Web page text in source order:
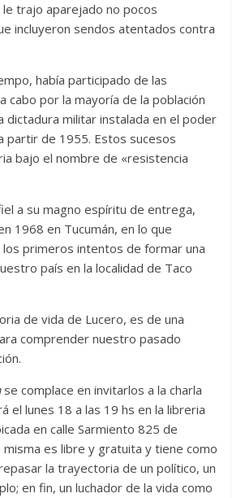
le trajo aparejado no pocos
incluyeron sendos atentados contra
había participado de las
cabo por la mayoría de la población
dictadura militar instalada en el poder
partir de 1955. Estos sucesos
bajo el nombre de «resistencia
a su magno espíritu de entrega,
1968 en Tucumán, en lo que
primeros intentos de formar una
país en la localidad de Taco
de vida de Lucero, es de una
comprender nuestro pasado
se complace en invitarlos a la charla
el lunes 18 a las 19 hs en la libreria
en calle Sarmiento 825 de
misma es libre y gratuita y tiene como
la trayectoria de un político, un
en fin, un luchador de la vida como